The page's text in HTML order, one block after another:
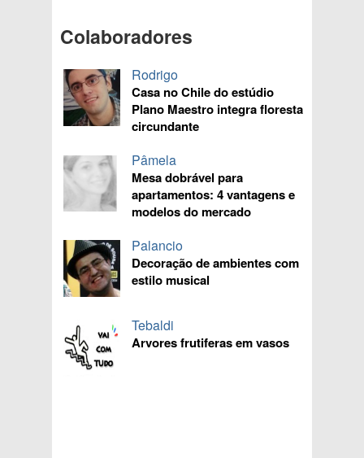
Colaboradores
Rodrigo
Casa no Chile do estúdio
Plano Maestro integra floresta
circundante
Pâmela
Mesa dobrável para
apartamentos: 4 vantagens e
modelos do mercado
Palancio
Decoração de ambientes com
estilo musical
Tebaldi
Arvores frutiferas em vasos